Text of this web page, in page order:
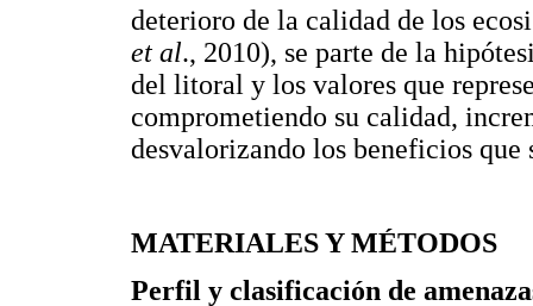
deterioro de la calidad de los
et al., 2010), se parte de la
del litoral y los valores que
comprometiendo su calidad,
desvalorizando los beneficios
MATERIALES Y MÉTODOS
Perfil y clasificación de